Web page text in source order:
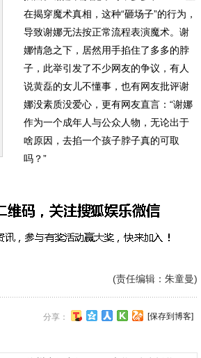
在揭穿魔术真相，这种“砸场子”的行为，
导致谢娜无法按正常流程表演魔术。谢
娜情急之下，居然用手掐住了多多的脖
子，此举引发了不少网友的争议，有人
说黄磊的女儿不懂事，也有网友批评谢
娜没素质没爱心，更有网友直言：“谢娜
作为一个成年人与公众人物，无论出于
啥原因，去掐一个孩子脖子真的可取
吗？”
(责任编辑：朱童曼)
分享： [保存到博客]